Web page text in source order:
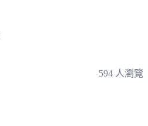
594 人瀏覽